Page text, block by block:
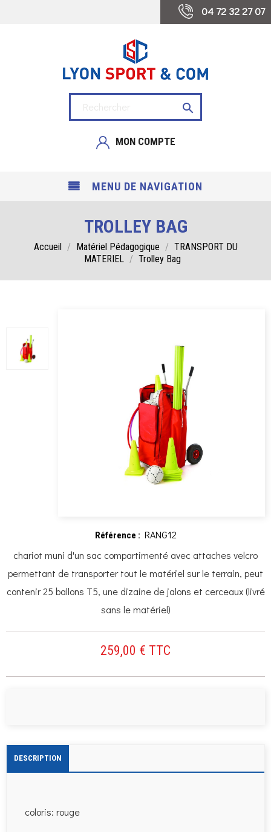
04 72 32 27 07

MON COMPTE
MENU DE NAVIGATION
TROLLEY BAG
Accueil Matériel Pédagogique
TRANSPORT DU
MATERIEL
Trolley Bag
Référence : RANG12
chariot muni d'un sac compartimenté avec attaches velcro
permettant de transporter tout le matériel sur le terrain, peut
contenir 25 ballons T5, une dizaine de jalons et cerceaux (livré
sans le matériel)
259,00 € TTC
DESCRIPTION
coloris: rouge